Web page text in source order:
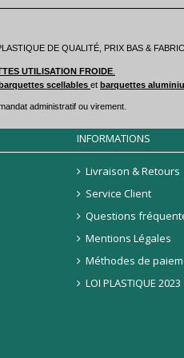
DE QUALITÉ, PRIX BAS &
UTILISATION FROIDE
scellables et barquettes
administratif ou virement.
INFORMATIONS
Livraison & Retours
Service Client
Questions
Mentions Légales
Méthodes de
LOI PLASTIQUE 2023